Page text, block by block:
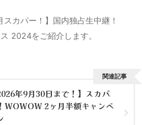
カパー！】国内独占生中継！
2024をご紹介します。
年9月30日まで！】スカパ
WOWOW 2ヶ月半額キャンペ
関連記事